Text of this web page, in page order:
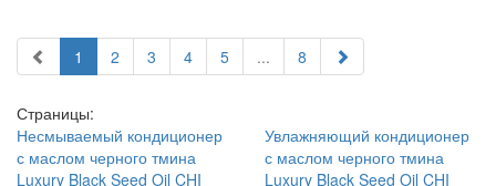
1 2 3 4 5 ... 8
Страницы:
Несмываемый кондиционер
с маслом черного тмина
Luxury Black Seed Oil CHI
Увлажняющий кондиционер
с маслом черного тмина
Luxury Black Seed Oil CHI